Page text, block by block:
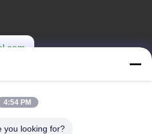
4:54 PM
you looking for?